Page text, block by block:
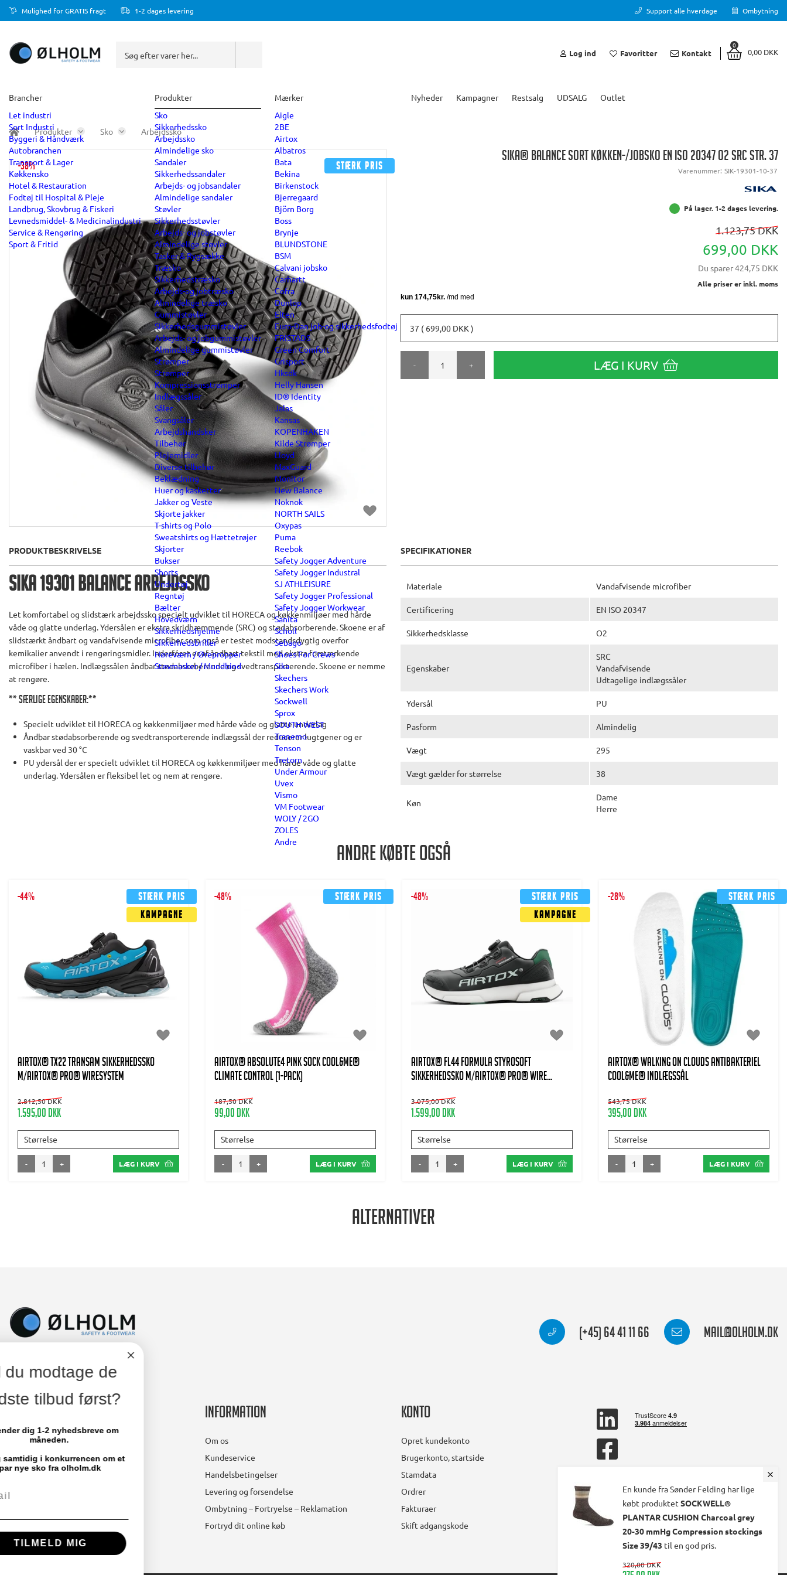
Mulighed for GRATIS fragt 1-2 dages levering Support alle hverdage Ombytning
Log ind Favoritter Kontakt
0
0,00 DKK
Brancher
Let industri
Sort Industri
Byggeri & Håndværk
Autobranchen
Transport & Lager
Køkkensko
Hotel & Restauration
Fodtøj til Hospital & Pleje
Landbrug, Skovbrug & Fiskeri
Levnedsmiddel- & Medicinalindustri
Service & Rengøring
Sport & Fritid
Produkter
Sko
Sikkerhedssko
Arbejdssko
Almindelige sko
Sandaler
Sikkerhedssandaler
Arbejds- og jobsandaler
Almindelige sandaler
Støvler
Sikkerhedsstøvler
Arbejds- og jobstøvler
Almindelige støvler
Tasker & Rygsække
Træsko
Sikkerhedstræsko
Arbejds-og jobtræsko
Almindelige træsko
Gummistøvler
Sikkerhedsgummistøvler
Arbejds- og jobgummistøvler
Almindelige gummistøvler
Strømper
Strømper
Kompressionsstrømper
Indlægssåler
Såler
Svangsåler
Arbejdshandsker
Tilbehør
Plejemidler
Diverse tilbehør
Beklædning
Huer og kasketter
Jakker og Veste
Skjorte jakker
T-shirts og Polo
Sweatshirts og Hættetrøjer
Skjorter
Bukser
Shorts
Undertøj
Regntøj
Bælter
Hovedværn
Sikkerhedshjelme
Sikkerhedsbriller
Høreværn / Ørepropper
Støvmasker / Mundbind
Mærker
Aigle
2BE
Airtox
Albatros
Bata
Bekina
Birkenstock
Bjerregaard
Björn Borg
Boss
Brynje
BLUNDSTONE
BSM
Calvani jobsko
Carhartt
Cofra
Dunlop
Elten
Euro-Dan job-og sikkerhedsfodtøj
FRISTADS
Green Comfort
Grisport
Hksdk
Helly Hansen
ID® Identity
Jalas
Kansas
KOPENHAKEN
Kilde Strømper
Lloyd
MaxGuard
Monitor
New Balance
Noknok
NORTH SAILS
Oxypas
Puma
Reebok
Safety Jogger Adventure
Safety Jogger Industral
SJ ATHLEISURE
Safety Jogger Professional
Safety Jogger Workwear
Sanita
Scholl
Sebago
Shoes For Crews
Sika
Skechers
Skechers Work
Sockwell
Sprox
SOUTH WEST
Tranemo
Tenson
Tretorn
Under Armour
Uvex
Vismo
VM Footwear
WOLY / 2GO
ZOLES
Andre
Nyheder Kampagner Restsalg UDSALG Outlet
Produkter Sko Arbejdssko
-38% Stærk pris
SIKA® BALANCE SORT KØKKEN-/JOBSKO EN ISO 20347 O2 SRC STR. 37
Varenummer: SIK-19301-10-37
På lager. 1-2 dages levering.
1.123,75 DKK
699,00 DKK
Du sparer424,75 DKK
Alle priser er inkl. moms
37 ( 699,00 DKK )
- + LÆG I KURV
PRODUKTBESKRIVELSE
Sika 19301 Balance Arbejdssko
Let komfortabel og slidstærk arbejdssko specielt udviklet til HORECA og køkkenmiljøer med hårde
våde og glatte underlag. Ydersålen er ekstra skridhæmmende (SRC) og stødabsorberende. Skoene er af
slidstærkt åndbart og vandafvisende microfiber som også er testet modstandsdygtig overfor
kemikalier anvendt i rengøringsmidler. Inderfóret er af åndbart tekstil med ekstra forstærkende
microfiber i hælen. Indlægssålen åndbar stødabsorberende og svedtransporterende. Skoene er nemme
at rengøre.
** Særlige egenskaber:**
Specielt udviklet til HORECA og køkkenmiljøer med hårde våde og glatte underlag
Åndbar stødabsorberende og svedtransporterende indlægssål der reducerer lugtgener og er
vaskbar ved 30 °C
PU ydersål der er specielt udviklet til HORECA og køkkenmiljøer med hårde våde og glatte
underlag. Ydersålen er fleksibel let og nem at rengøre.
SPECIFIKATIONER
Materiale Vandafvisende microfiber
Certificering EN ISO 20347
Sikkerhedsklasse O2
Egenskaber
SRC
Vandafvisende
Udtagelige indlægssåler
Ydersål PU
Pasform Almindelig
Vægt 295
Vægt gælder for størrelse 38
Køn
Dame
Herre
Andre købte også
Stærk pris
Kampagne
-44%
AIRTOX® TX22 TransAm Sikkerhedssko
m/AIRTOX® PRO® wiresystem
2.812,50 DKK
1.595,00 DKK
Størrelse
- + LÆG I KURV
Stærk pris
-48%
AIRTOX® Absolute4 Pink Sock Cool&Me®
climate control (1-pack)
187,50 DKK
99,00 DKK
Størrelse
- + LÆG I KURV
Stærk pris
Kampagne
-48%
AIRTOX® FL44 Formula Styrosoft
Sikkerhedssko m/AIRTOX® PRO® wire...
3.075,00 DKK
1.599,00 DKK
Størrelse
- + LÆG I KURV
Stærk pris
-28%
AIRTOX® Walking on clouds antibakteriel
Cool&Me® indlægssål
543,75 DKK
395,00 DKK
Størrelse
- + LÆG I KURV
Alternativer
(+45) 64 41 11 66 mail@olholm.dk
Ølholm A/S
Lollandsvej 29
5500 Middelfart
Telefon: 64 41 11 66
Information
Om os
Kundeservice
Handelsbetingelser
Levering og forsendelse
Ombytning – Fortryelse – Reklamation
Fortryd dit online køb
Konto
Opret kundekonto
Brugerkonto, startside
Stamdata
Ordrer
Fakturaer
Skift adgangskode
linkedin
square
square
En kunde fra Sønder Felding har lige
købt produktet SOCKWELL®
PLANTAR CUSHION Charcoal grey
20-30 mmHg Compression stockings
Size 39/43 til en god pris.
320,00 DKK
Vil du modtage de
bedste tilbud først?
Vi sender dig 1-2 nyhedsbreve om
Deltag samtidig i konkurrencen om et
par nye sko fra olholm.dk
TILMELD MIG